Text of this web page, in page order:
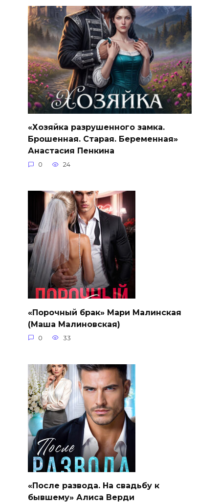
«Хозяйка разрушенного замка.
Брошенная. Старая. Беременная»
Анастасия Пенкина
0 24
«Порочный брак» Мари Малинская
(Маша Малиновская)
0 33
«После развода. На свадьбу к
бывшему» Алиса Верди